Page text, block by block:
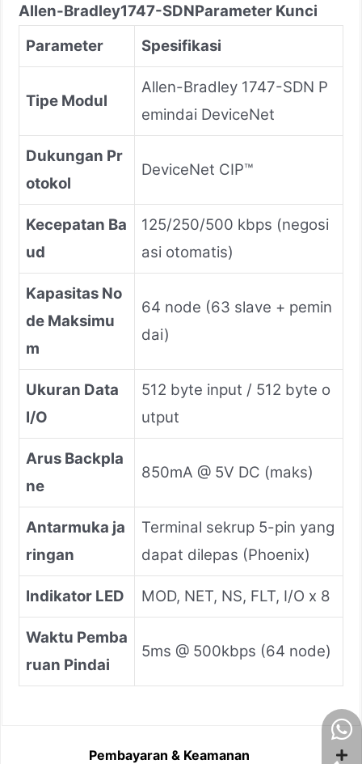
Allen-Bradley1747-SDNParameter Kunci
Parameter
Spesifikasi
Tipe Modul
Allen-Bradley 1747-SDN P
emindai DeviceNet
Dukungan Pr
otokol
DeviceNet CIP™
Kecepatan Ba
ud
125/250/500 kbps (negosi
asi otomatis)
Kapasitas No
de Maksimu
m
64 node (63 slave + pemin
dai)
Ukuran Data
I/O
512 byte input / 512 byte o
utput
Arus Backpla
ne
850mA @ 5V DC (maks)
Antarmuka ja
ringan
Terminal sekrup 5-pin yang
dapat dilepas (Phoenix)
Indikator LED MOD, NET, NS, FLT, I/O x 8
Waktu Pemba
ruan Pindai
5ms @ 500kbps (64 node)
Pembayaran & Keamanan